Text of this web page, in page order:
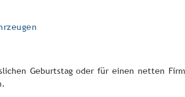
Geburtstag oder für einen netten